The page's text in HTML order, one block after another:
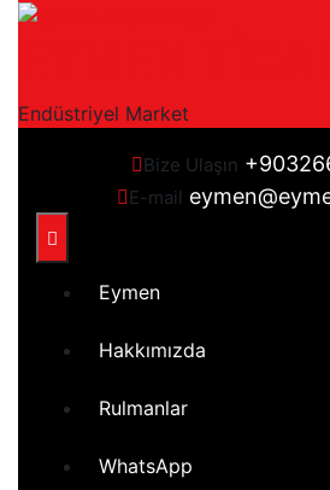
Skip
Endüstriyel Market
Bize Ulaşın
E-mail
Button
Eymen
Hakkımızda
Rulmanlar
WhatsApp